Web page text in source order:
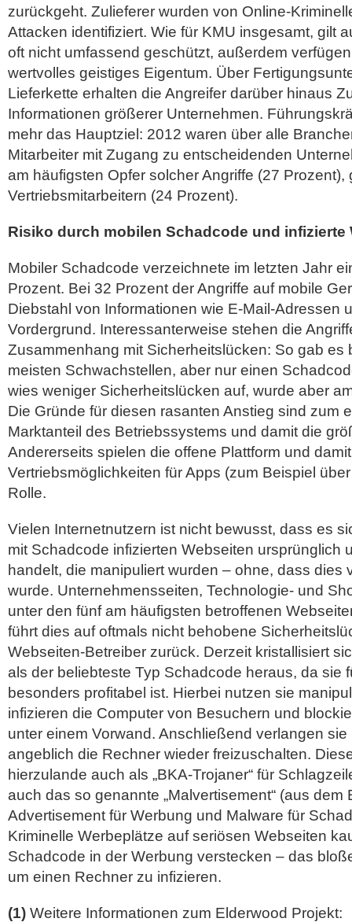
zurückgeht. Zulieferer wurden von Online-
Attacken identifiziert. Wie für KMU insgesamt, gilt
oft nicht umfassend geschützt, außerdem
wertvolles geistiges Eigentum. Über
Lieferkette erhalten die Angreifer darüber hinaus
Informationen größerer Unternehmen.
mehr das Hauptziel: 2012 waren über alle
Mitarbeiter mit Zugang zu entscheidenden
am häufigsten Opfer solcher Angriffe (27 Prozent),
Vertriebsmitarbeitern (24 Prozent).
Risiko durch mobilen Schadcode und infizierte
Mobiler Schadcode verzeichnete im letzten Jahr
Prozent. Bei 32 Prozent der Angriffe auf mobile
Diebstahl von Informationen wie E-Mail-Adressen
Vordergrund. Interessanterweise stehen die
Zusammenhang mit Sicherheitslücken: So gab es
meisten Schwachstellen, aber nur einen
wies weniger Sicherheitslücken auf, wurde aber
Die Gründe für diesen rasanten Anstieg sind zum
Marktanteil des Betriebssystems und damit die
Andererseits spielen die offene Plattform und
Vertriebsmöglichkeiten für Apps (zum Beispiel
Rolle.
Vielen Internetnutzern ist nicht bewusst, dass es
mit Schadcode infizierten Webseiten ursprünglich
handelt, die manipuliert wurden – ohne, dass dies
wurde. Unternehmensseiten, Technologie- und
unter den fünf am häufigsten betroffenen
führt dies auf oftmals nicht behobene
Webseiten-Betreiber zurück. Derzeit kristallisiert
als der beliebteste Typ Schadcode heraus, da sie
besonders profitabel ist. Hierbei nutzen sie
infizieren die Computer von Besuchern und
unter einem Vorwand. Anschließend verlangen
angeblich die Rechner wieder freizuschalten.
hierzulande auch als „BKA-Trojaner“ für
auch das so genannte „Malvertisement“ (aus dem
Advertisement für Werbung und Malware für
Kriminelle Werbeplätze auf seriösen Webseiten
Schadcode in der Werbung verstecken – das
um einen Rechner zu infizieren.
(1) Weitere Informationen zum Elderwood Projekt: